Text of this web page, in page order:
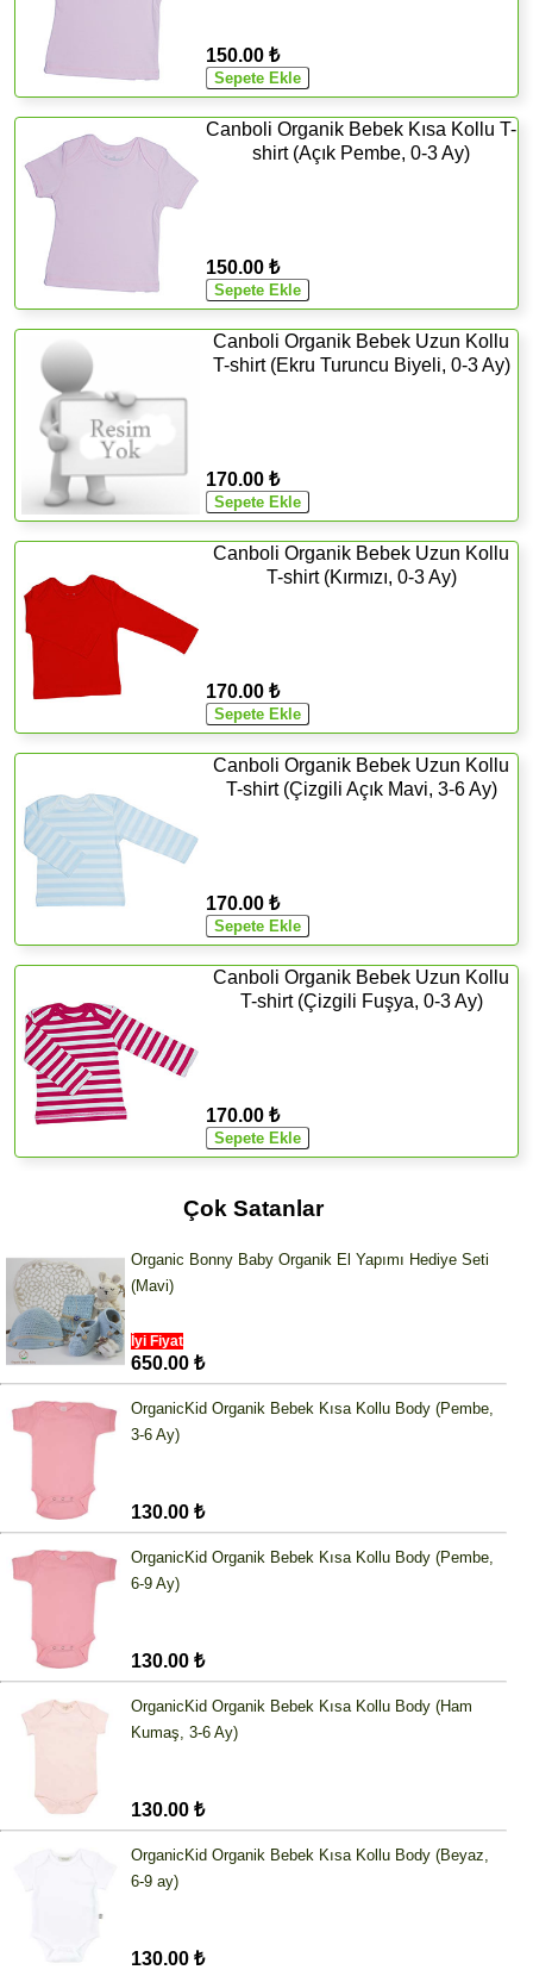
150.00 ₺
Canboli Organik Bebek Kısa Kollu T-
shirt (Açık Pembe, 0-3 Ay)
150.00 ₺
Canboli Organik Bebek Uzun Kollu
T-shirt (Ekru Turuncu Biyeli, 0-3 Ay)
170.00 ₺
Canboli Organik Bebek Uzun Kollu
T-shirt (Kırmızı, 0-3 Ay)
170.00 ₺
Canboli Organik Bebek Uzun Kollu
T-shirt (Çizgili Açık Mavi, 3-6 Ay)
170.00 ₺
Canboli Organik Bebek Uzun Kollu
T-shirt (Çizgili Fuşya, 0-3 Ay)
170.00 ₺
Çok Satanlar
Organic Bonny Baby Organik El Yapımı Hediye Seti
(Mavi)
İyi Fiyat
650.00 ₺
OrganicKid Organik Bebek Kısa Kollu Body (Pembe,
3-6 Ay)
130.00 ₺
OrganicKid Organik Bebek Kısa Kollu Body (Pembe,
6-9 Ay)
130.00 ₺
OrganicKid Organik Bebek Kısa Kollu Body (Ham
Kumaş, 3-6 Ay)
130.00 ₺
OrganicKid Organik Bebek Kısa Kollu Body (Beyaz,
6-9 ay)
130.00 ₺